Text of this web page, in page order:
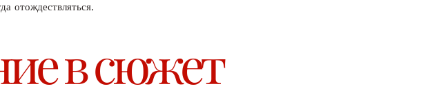
отождествляться.
в сюжет